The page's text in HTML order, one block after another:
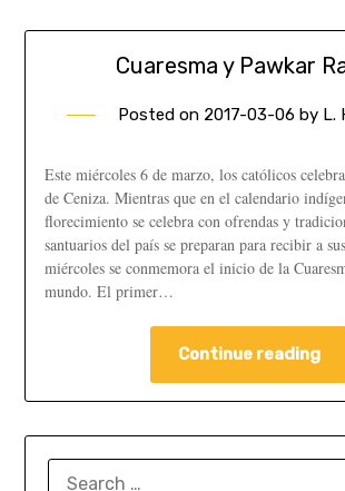
Cuaresma y Pawkar
Posted on 2017-03-06 by L.
Este miércoles 6 de marzo, los católicos
de Ceniza. Mientras que en el calendario
florecimiento se celebra con ofrendas y
santuarios del país se preparan para recibir a
miércoles se conmemora el inicio de la
mundo. El primer…
Continue reading